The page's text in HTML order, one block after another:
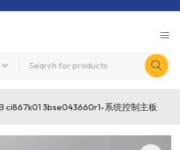
ci867k01 3bse043660r1-系统控制主板